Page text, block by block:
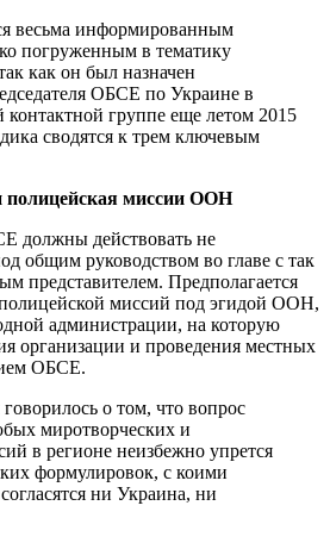
весьма информированным
погруженным в тематику
как он был назначен
ОБСЕ по Украине в
контактной группе еще летом 2015
сводятся к трем ключевым
полицейская миссии ООН
действовать не
общим руководством во главе с так
представителем. Предполагается
миссий под эгидой ООН,
администрации, на которую
организации и проведения местных
ОБСЕ.
о том, что вопрос
миротворческих и
в регионе неизбежно упрется
формулировок, с коими
ни Украина, ни